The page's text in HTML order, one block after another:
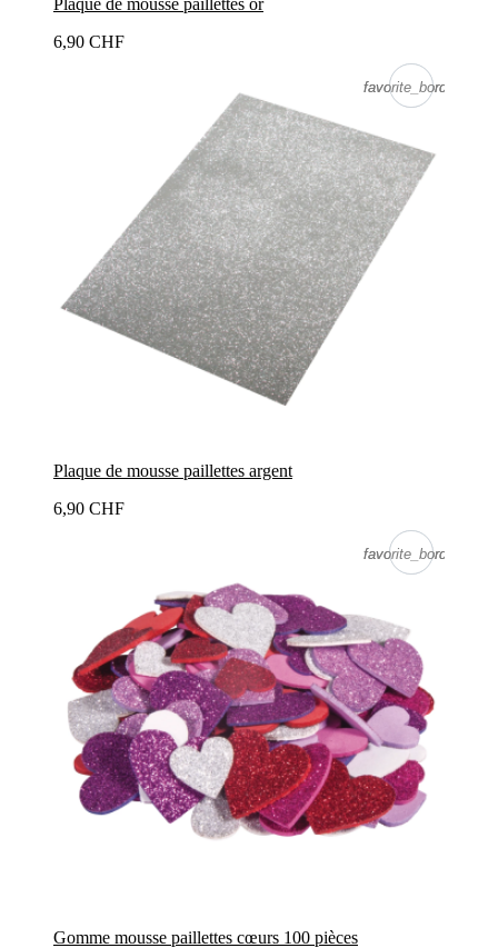
6,90 CHF
favorite_border
favorite_border
Plaque de mousse paillettes argent
6,90 CHF
favorite_border
favorite_border
Gomme mousse paillettes cœurs 100 pièces